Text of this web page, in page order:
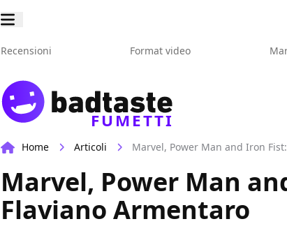
Recensioni Format video
FUMETTI
Home Articoli Marvel, Power Man and Iron
Marvel, Power Man
Flaviano Armentaro